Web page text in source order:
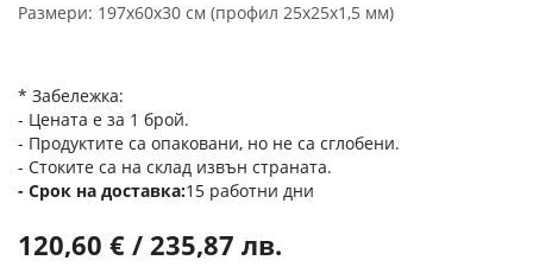
Размери: 197х60x30 см (профил 25х25x1,5 мм)
* Забележка:
- Цената е за 1 брой.
- Продуктите са опаковани, но не са сглобени.
- Стоките са на склад извън страната.
Срок на доставка 15 работни дни
120,60 € / 235,87 лв.